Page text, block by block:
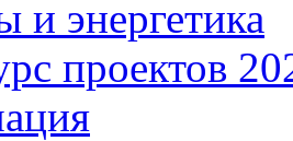
и энергетика
проектов